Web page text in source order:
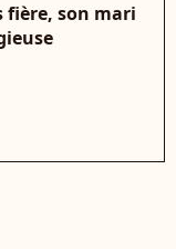
fière, son mari